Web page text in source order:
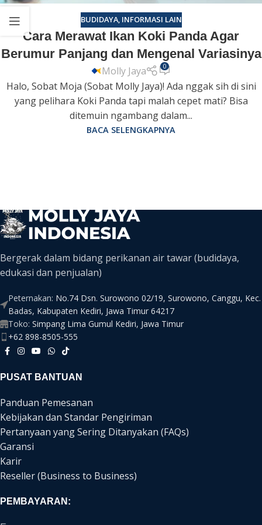
BUDIDAYA, INFORMASI LAIN
Cara Merawat Ikan Koki Panda Agar
Berumur Panjang dan Mengenal Variasinya
Molly Jaya 0
Halo, Sobat Moja (Sobat Molly Jaya)! Ada nggak sih di sini
yang pelihara Koki Panda tapi malah cepet mati? Bisa
ditemuin ngambang dalam...
BACA SELENGKAPNYA
Bergerak dalam bidang perikanan air tawar (budidaya,
edukasi dan penjualan)
Peternakan: No.74 Dsn. Surowono 02/19, Surowono, Canggu, Kec.
Badas, Kabupaten Kediri, Jawa Timur 64217
Toko: Simpang Lima Gumul Kediri, Jawa Timur
+62 898-8505-555
PUSAT BANTUAN
Panduan Pemesanan
Kebijakan dan Standar Pengiriman
Pertanyaan yang Sering Ditanyakan (FAQs)
Garansi
Karir
Reseller (Business to Business)
PEMBAYARAN: